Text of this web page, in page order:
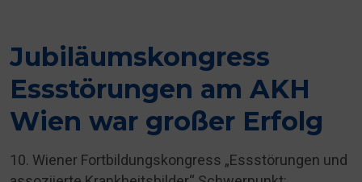
Jubiläumskongress
Essstörungen am AKH
Wien war großer Erfolg
10. Wiener Fortbildungskongress „Essstörungen und